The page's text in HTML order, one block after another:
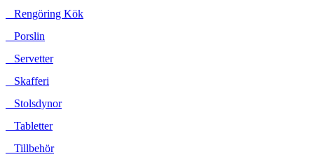
Rengöring Kök
Porslin
Servetter
Skafferi
Stolsdynor
Tabletter
Tillbehör